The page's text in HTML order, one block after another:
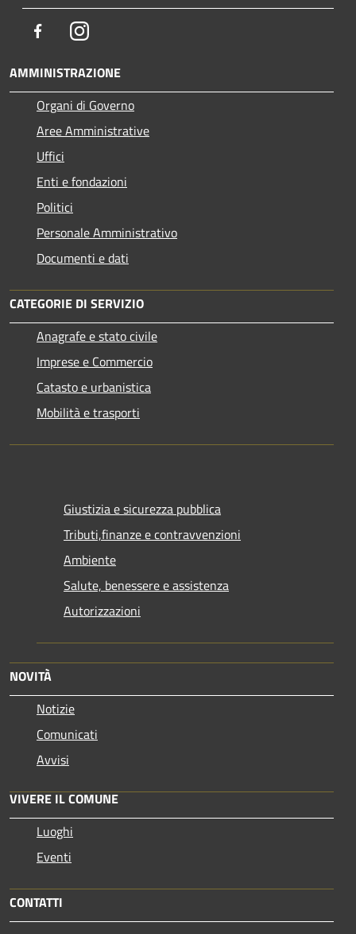
FacebookInstagram
AMMINISTRAZIONE
Organi di Governo
Aree Amministrative
Uffici
Enti e fondazioni
Politici
Personale Amministrativo
Documenti e dati
CATEGORIE DI SERVIZIO
Anagrafe e stato civile
Imprese e Commercio
Catasto e urbanistica
Mobilità e trasporti
Giustizia e sicurezza pubblica
Tributi,finanze e contravvenzioni
Ambiente
Salute, benessere e assistenza
Autorizzazioni
NOVITÀ
Notizie
Comunicati
Avvisi
VIVERE IL COMUNE
Luoghi
Eventi
CONTATTI